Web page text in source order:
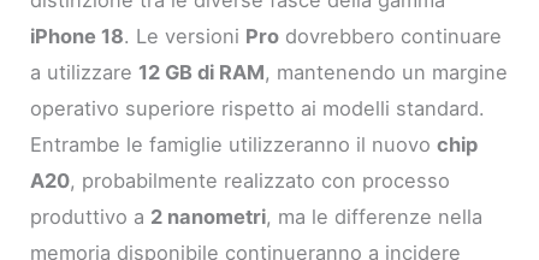
iPhone 18. Le versioni Pro dovrebbero continuare
a utilizzare 12 GB di RAM, mantenendo un margine
operativo superiore rispetto ai modelli standard.
Entrambe le famiglie utilizzeranno il nuovochip
A20, probabilmente realizzato con processo
produttivo a 2 nanometri, ma le differenze nella
memoria disponibile continueranno a incidere